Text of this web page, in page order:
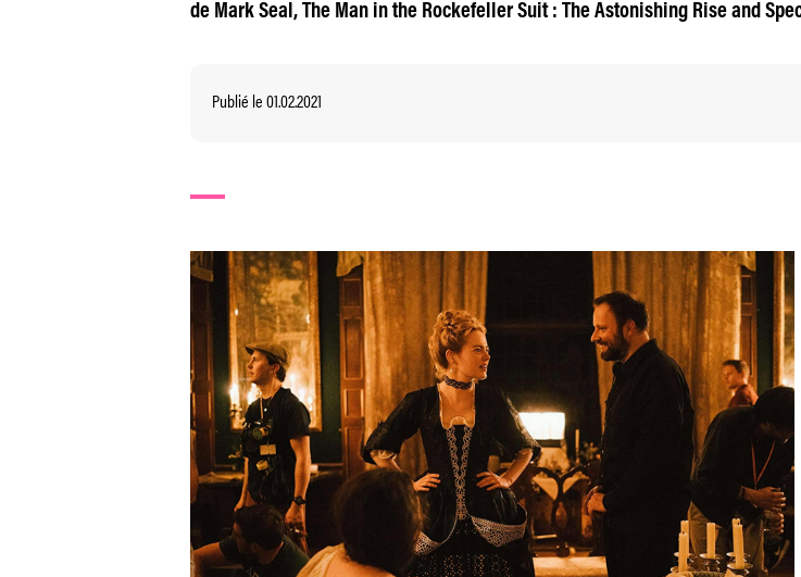
de Mark Seal, The Man in the Rockefeller Suit : The Astonishing Rise and
Publié le 01.02.2021